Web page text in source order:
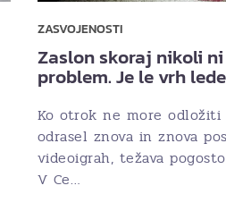
ZASVOJENOSTI
Zaslon skoraj nikoli
problem. Je le vrh
Ko otrok ne more
odrasel znova in znova
videoigrah, težava
V Ce…